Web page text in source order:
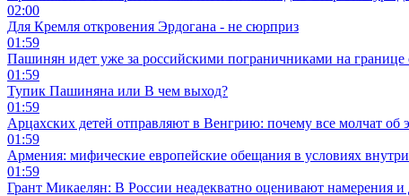
02:00
Для Кремля откровения Эрдогана - не сюрприз
01:59
Пашинян идет уже за российскими пограничниками на
01:59
Тупик Пашиняна или В чем выход?
01:59
Арцахских детей отправляют в Венгрию: почему все молчат об
01:59
Армения: мифические европейские обещания в условиях
01:59
Грант Микаелян: В России неадекватно оценивают намерения и